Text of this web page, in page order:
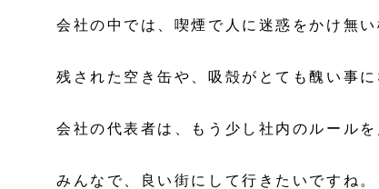
会社の中では、喫煙で人に迷惑をかけ無
残された空き缶や、吸殻がとても醜い事に
会社の代表者は、もう少し社内のルール
みんなで、良い街にして行きたいですね。